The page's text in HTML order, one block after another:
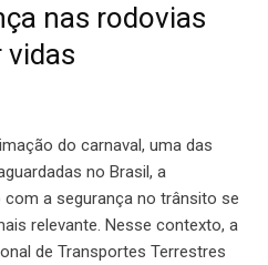
nas rodovias
vidas
do carnaval, uma das
no Brasil, a
com a segurança no trânsito se
relevante. Nesse contexto, a
de Transportes Terrestres